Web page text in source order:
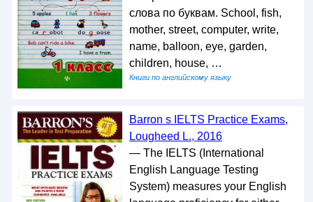
слова по буквам. School, fish,
mother, street, computer, write,
name, balloon, eye, garden,
children, house, …
Книги по английскому языку
Barron s IELTS Practice Exams,
Lougheed L., 2016
— The IELTS (International
English Language Testing
System) measures your English